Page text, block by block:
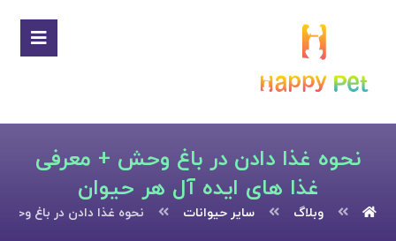
نحوه غذا دادن در باغ وحش + معرفی
غذا های ایده آل هر حیوان
وبلاگ سایر حیوانات نحوه غذا دادن در باغ